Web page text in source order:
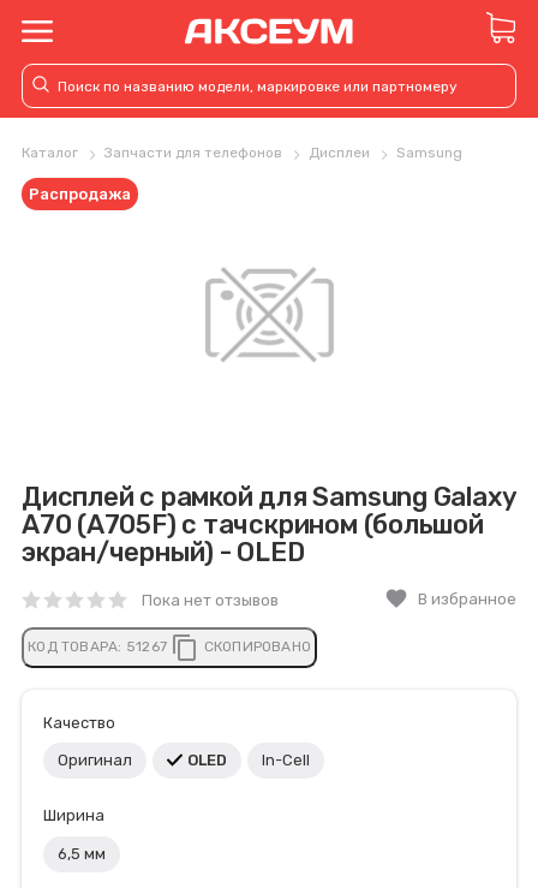
Каталог Запчасти для телефонов Дисплеи Samsung
Дисплей с рамкой для Samsung Galaxy
A70 (A705F) с тачскрином (большой
экран/черный) - OLED
Пока нет отзывов favorite В избранное
КОД ТОВАРА: 51267 content_copy СКОПИРОВАНО
Распродажа
Качество
Оригинал OLED In-Cell
Ширина
6,5 мм